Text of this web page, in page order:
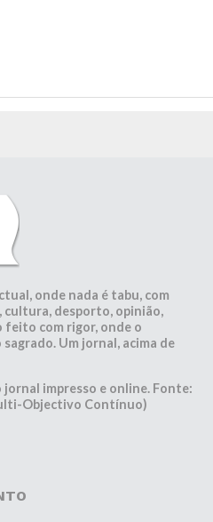
onde nada é tabu, com
cultura, desporto, opinião,
com rigor, onde o
Um jornal, acima de
impresso e online. Fonte:
Objectivo Contínuo)